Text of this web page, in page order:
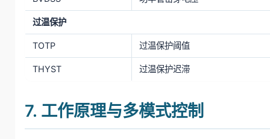
过温保护
TOTP 过温保护阈值
THYST 过温保护迟滞
7. 工作原理与多模式控制